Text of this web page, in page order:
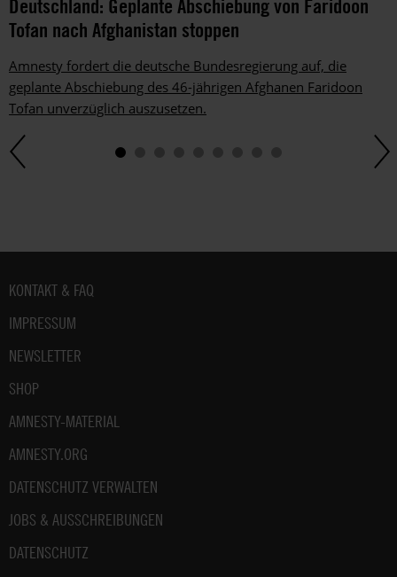
Deutschland: Geplante Abschiebung von Faridoon
Tofan nach Afghanistan stoppen
Amnesty fordert die deutsche Bundesregierung auf, die
geplante Abschiebung des 46-jährigen Afghanen Faridoon
Tofan unverzüglich auszusetzen.
Fußbereich
KONTAKT & FAQ
IMPRESSUM
NEWSLETTER
SHOP
AMNESTY-MATERIAL
AMNESTY.ORG
DATENSCHUTZ VERWALTEN
JOBS & AUSSCHREIBUNGEN
DATENSCHUTZ